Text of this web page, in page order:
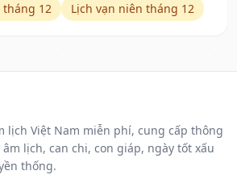
tháng 12
Lịch vạn niên tháng 12
lịch Việt Nam miễn phí, cung cấp thông
lịch, can chi, con giáp, ngày tốt xấu
thống.